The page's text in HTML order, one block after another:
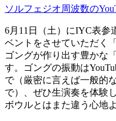
ソルフェジオ周波数の
6月11日（土）にIYC表参
ベントをさせていただく「
ゴングが作り出す豊かな
す。ゴングの振動は
で（厳密に言えば一般的
で）、ぜひ生演奏を体験
ボウルとはまた違う心地